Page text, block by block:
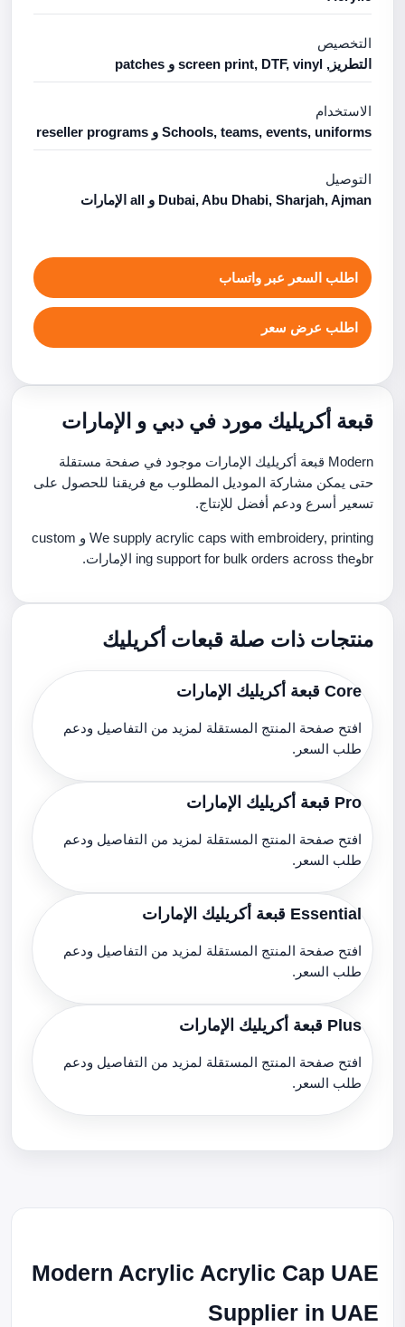
التخصيص
التطريز, screen print, DTF, vinyl و patches
الاستخدام
Schools, teams, events, uniforms و reseller programs
التوصيل
Dubai, Abu Dhabi, Sharjah, Ajman و all الإمارات
اطلب السعر عبر واتساب
اطلب عرض سعر
قبعة أكريليك مورد في دبي و الإمارات
Modern قبعة أكريليك الإمارات موجود في صفحة مستقلة
حتى يمكن مشاركة الموديل المطلوب مع فريقنا للحصول على
تسعير أسرع ودعم أفضل للإنتاج.
We supply acrylic caps with embroidery, printing و custom
brوing support for bulk orders across the الإمارات.
منتجات ذات صلة قبعات أكريليك
Core قبعة أكريليك الإمارات
افتح صفحة المنتج المستقلة لمزيد من التفاصيل ودعم
طلب السعر.
Pro قبعة أكريليك الإمارات
افتح صفحة المنتج المستقلة لمزيد من التفاصيل ودعم
طلب السعر.
Essential قبعة أكريليك الإمارات
افتح صفحة المنتج المستقلة لمزيد من التفاصيل ودعم
طلب السعر.
Plus قبعة أكريليك الإمارات
افتح صفحة المنتج المستقلة لمزيد من التفاصيل ودعم
طلب السعر.
Modern Acrylic Acrylic Cap UAE
Supplier in UAE